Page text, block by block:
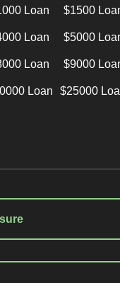
Loan $1500
Loan $5000
Loan $9000
Loan $25000